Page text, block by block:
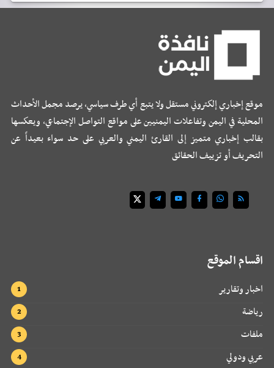
موقع إخباري إلكتروني مستقل ولا يتبع أي طرف سياسي، يرصد مجمل الأحداث
المحلية في اليمن وتفاعلات اليمنيين على مواقع التواصل الإجتماعي، ويعكسها
بقالب إخباري متميز إلى القارئ اليمني والعربي على حد سواء بعيداً عن
التحريف أو تزييف الحقائق
اقسام الموقع
اخبار وتقارير
رياضة
ملفات
عربي ودولي